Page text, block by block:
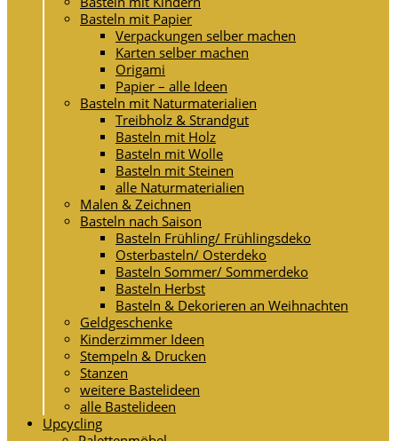
Basteln mit Papier
Verpackungen selber machen
Karten selber machen
Origami
Papier – alle Ideen
Basteln mit Naturmaterialien
Treibholz & Strandgut
Basteln mit Holz
Basteln mit Wolle
Basteln mit Steinen
alle Naturmaterialien
Malen & Zeichnen
Basteln nach Saison
Basteln Frühling/ Frühlingsdeko
Osterbasteln/ Osterdeko
Basteln Sommer/ Sommerdeko
Basteln Herbst
Basteln & Dekorieren an Weihnachten
Geldgeschenke
Kinderzimmer Ideen
Stempeln & Drucken
Stanzen
weitere Bastelideen
alle Bastelideen
Upcycling